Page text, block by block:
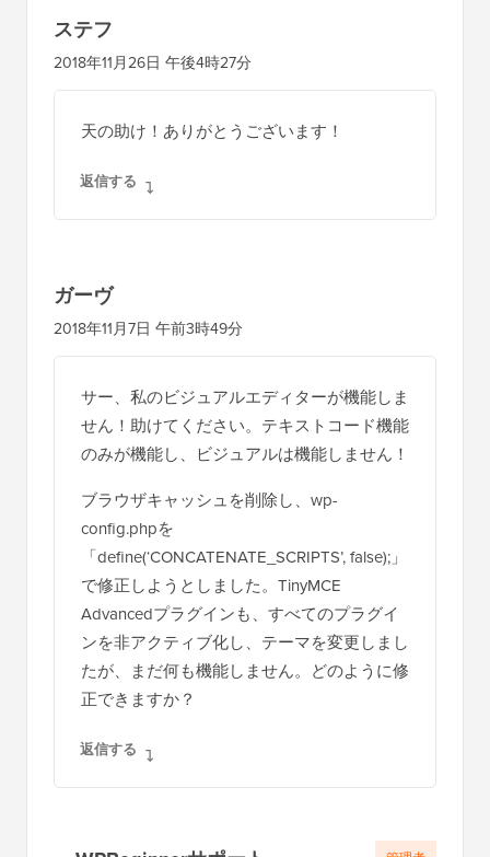
ステフ
天の助け！ありがとうございます！
返信する
ガーヴ
サー、私のビジュアルエディターが機能しま
せん！助けてください。テキストコード機能
のみが機能し、ビジュアルは機能しません！
ブラウザキャッシュを削除し、wp-
config.phpを
「define(‘CONCATENATE_SCRIPTS’, false);」
で修正しようとしました。TinyMCE
Advancedプラグインも、すべてのプラグイ
ンを非アクティブ化し、テーマを変更しまし
たが、まだ何も機能しません。どのように修
正できますか？
返信する